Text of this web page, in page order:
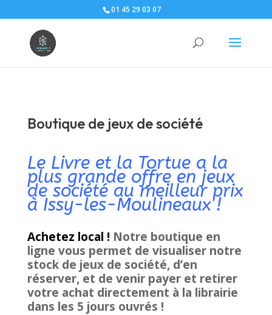
01 45 29 03 07
Boutique de jeux de société
Le Livre et la Tortue a la
plus grande offre en jeux
de société au meilleur prix
à Issy-les-Moulineaux !
Achetez local ! Notre boutique en
ligne vous permet de visualiser notre
stock de jeux de société, d’en
réserver, et de venir payer et retirer
votre achat directement à la librairie
dans les 5 jours ouvrés !